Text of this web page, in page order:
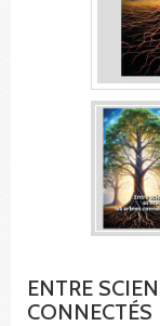
ENTRE
CONNECTÉS